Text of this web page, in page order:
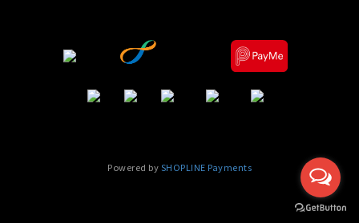
立即購買
Powered bySHOPLINE Payments